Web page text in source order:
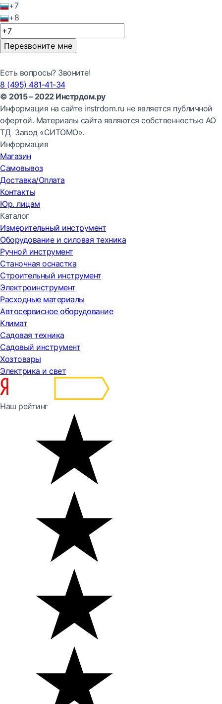
+7
+8
Перезвоните мне
Есть вопросы? Звоните!
8 (495) 481-41-34
© 2015 – 2022 Инстрдом.ру
Информация на сайте instrdom.ru не является публичной
офертой. Материалы сайта являются собственностью АО
ТД Завод «СИТОМО».
Информация
Магазин
Самовывоз
Доставка/Оплата
Контакты
Юр. лицам
Каталог
Измерительный инструмент
Оборудование и силовая техника
Ручной инструмент
Станочная оснастка
Строительный инструмент
Электроинструмент
Расходные материалы
Автосервисное оборудование
Климат
Садовая техника
Садовый инструмент
Хозтовары
Электрика и свет
Наш рейтинг